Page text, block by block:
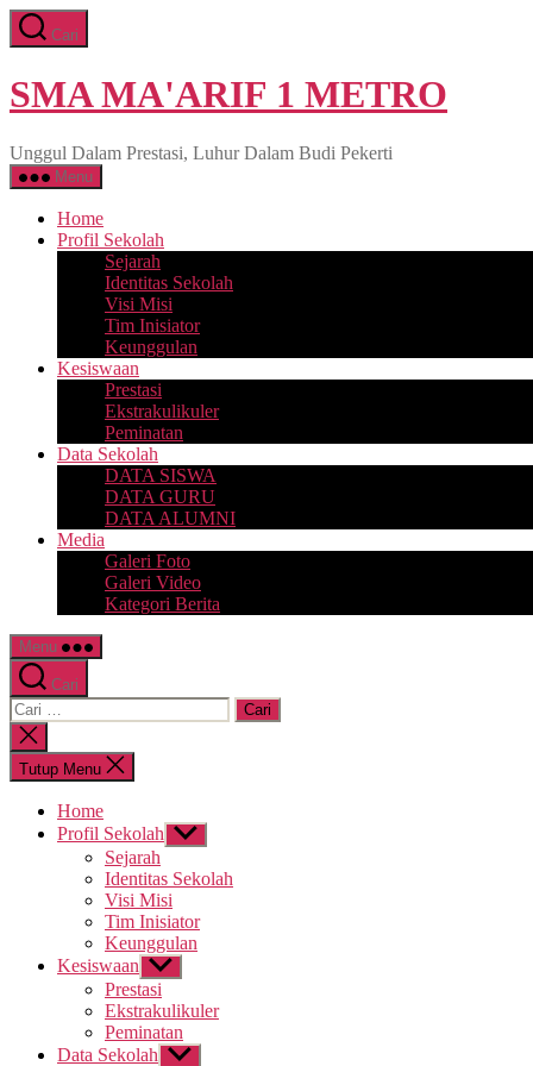
Lewati
ke
Cari
SMA MA'ARIF 1 METRO
Unggul Dalam Prestasi, Luhur Dalam Budi Pekerti
Menu
Home
Profil Sekolah
Sejarah
Identitas Sekolah
Visi Misi
Tim Inisiator
Keunggulan
Kesiswaan
Prestasi
Ekstrakulikuler
Peminatan
Data Sekolah
DATA SISWA
DATA GURU
DATA ALUMNI
Media
Galeri Foto
Galeri Video
Kategori Berita
Menu
Cari
Cari:
Tutup
pencarian
Tutup Menu
Home
Profil Sekolah Tampilkan
sub
menu
Sejarah
Identitas Sekolah
Visi Misi
Tim Inisiator
Keunggulan
Kesiswaan Tampilkan
sub
menu
Prestasi
Ekstrakulikuler
Peminatan
Data Sekolah Tampilkan